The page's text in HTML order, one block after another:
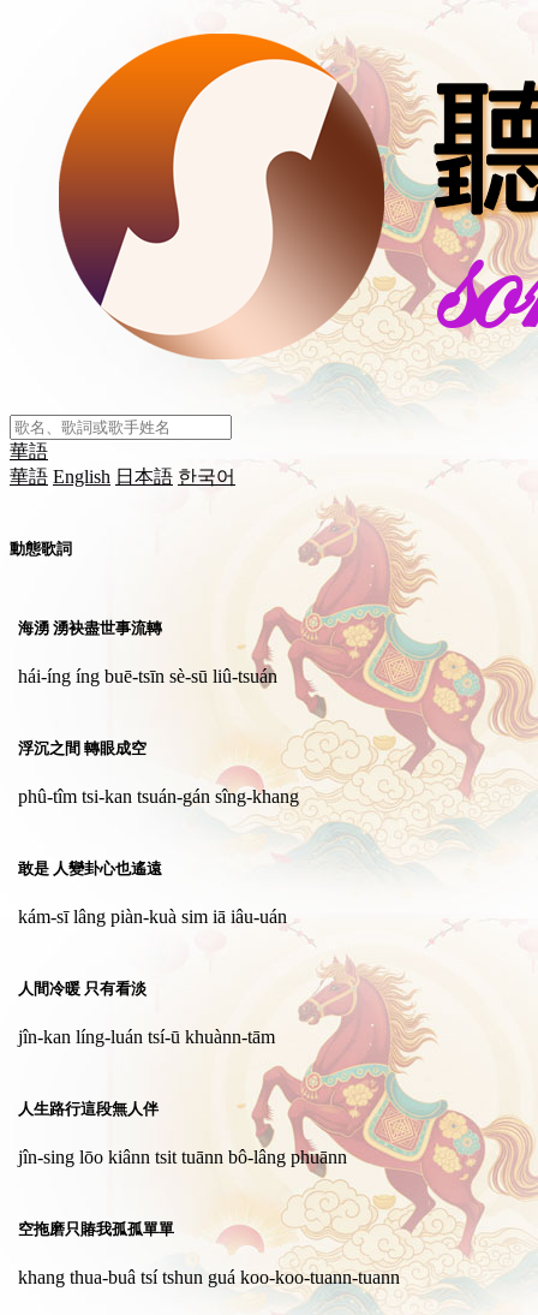
華語
華語 English 日本語 한국어
動態歌詞
海湧 湧袂盡世事流轉
hái-íng íng buē-tsīn sè-sū liû-tsuán
浮沉之間 轉眼成空
phû-tîm tsi-kan tsuán-gán sîng-khang
敢是 人變卦心也遙遠
kám-sī lâng piàn-kuà sim iā iâu-uán
人間冷暖 只有看淡
jîn-kan líng-luán tsí-ū khuànn-tām
人生路行這段無人伴
jîn-sing lōo kiânn tsit tuānn bô-lâng phuānn
空拖磨只賰我孤孤單單
khang thua-buâ tsí tshun guá koo-koo-tuann-tuann